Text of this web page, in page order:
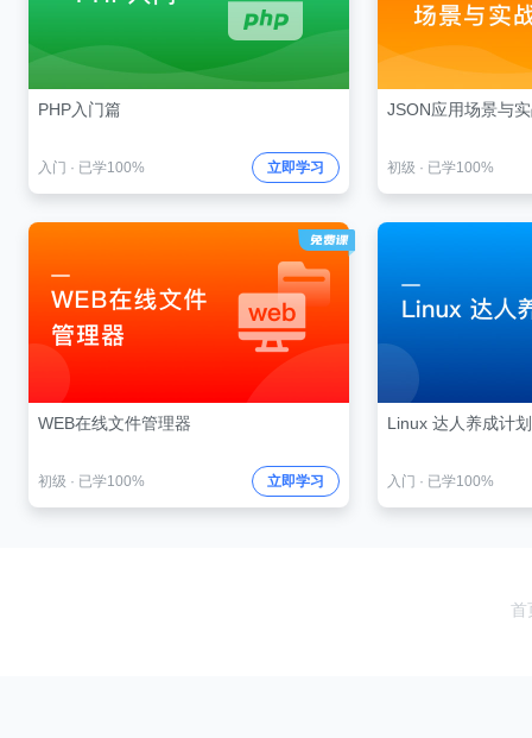
PHP入门篇
入门 · 已学100% 立即学习
JSON应用场景与
初级 · 已学100%
WEB在线文件管理器
初级 · 已学100% 立即学习
Linux 达人养成计
入门 · 已学100%
首